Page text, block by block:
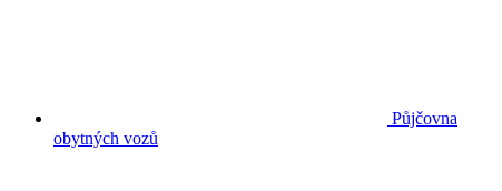
Půjčovna
obytných vozů